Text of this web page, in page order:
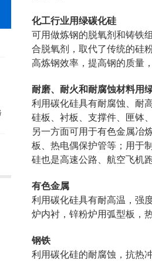
化工行业用绿碳化硅
可用做炼钢的脱氧剂和铸铁
合脱氧剂，取代了传统的硅
高炼钢效率，提高钢的质量
耐磨、耐火和耐腐蚀材料用
利用碳化硅具有耐腐蚀、耐
硅板、衬板、支撑件、匣钵
另一方面可用于有色金属冶
板、热电偶保护管等；用于
硅也是高速公路、航空飞机
有色金属
利用碳化硅具有耐高温，强
炉内衬，锌粉炉用弧型板，
钢铁
利用碳化硅的耐腐蚀，抗热